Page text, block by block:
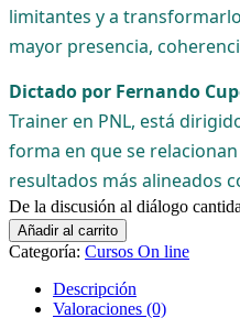
limitantes y a
mayor presencia,
Dictado por Fernando
Trainer en PNL, está
forma en que se
resultados más alineados
De la discusión al diálogo
Añadir al carrito
Categoría: Cursos On line
Descripción
Valoraciones (0)